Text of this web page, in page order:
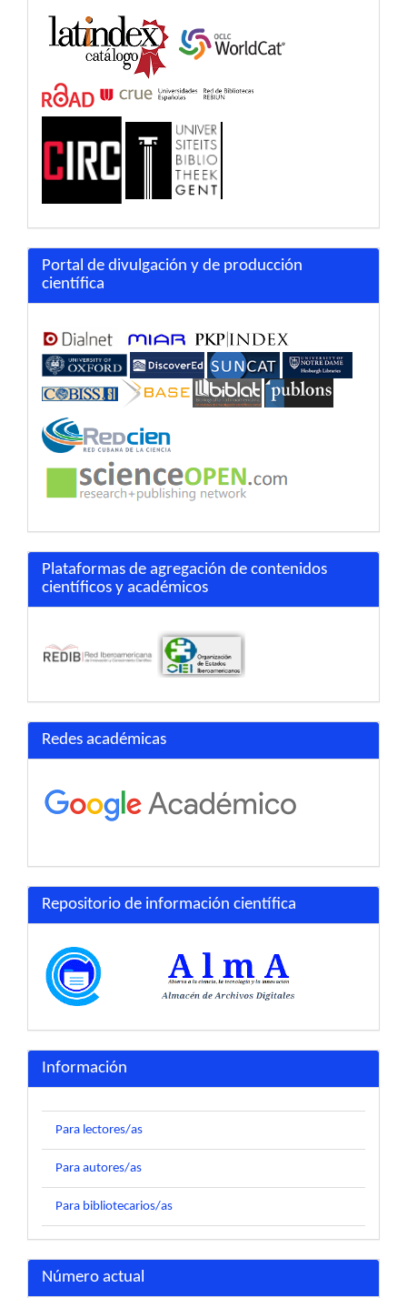
Portal de divulgación y de producción
científica
Plataformas de agregación de contenidos
científicos y académicos
Redes académicas
Repositorio de información científica
Información
Para lectores/as
Para autores/as
Para bibliotecarios/as
Número actual